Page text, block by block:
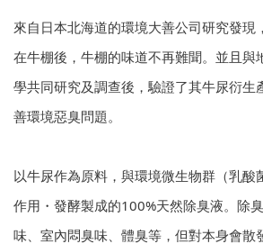
來自日本北海道的環境大善公司研究發現
在牛棚後，牛棚的味道不再難聞。並且與
學共同研究及調查後，驗證了其牛尿衍生
善環境惡臭問題。
以牛尿作為原料，與環境微生物群（乳酸
作用・發酵製成的100%天然除臭液。除
味、室內悶臭味、體臭等，但對本身會散